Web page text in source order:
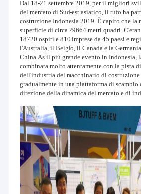
Dal 18-21 settembre 2019, per il migliori
del mercato di Sud-est asiatico, il tufo ha
costruzione Indonesia 2019. È capito che la
superficie di circa 29664 metri quadri.
18720 ospiti e 810 imprese da 45 paesi e
l'Australia, il Belgio, il Canada e la
China.As il più grande evento in Indonesia,
combinata molto attentamente con la pista
dell'industria del macchinario di costruzione
gradualmente in una piattaforma di scambio
direzione della dinamica del mercato e di